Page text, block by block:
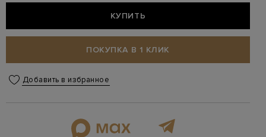
КУПИТЬ
ПОКУПКА В 1 КЛИК
Добавить в избранное